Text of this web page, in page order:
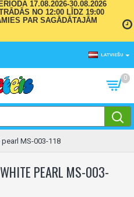
17.08.2026-30.08.2026
NO 12:00 LĪDZ 19:00
PAR SAGĀDĀTAJĀM
LATVIEŠU
0
MS-003-118
PEARL MS-003-